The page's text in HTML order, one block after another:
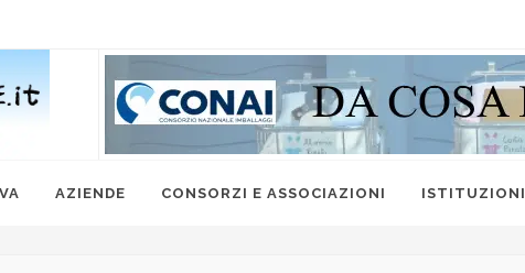
AZIENDE CONSORZI E ASSOCIAZIONI ISTITUZIONI